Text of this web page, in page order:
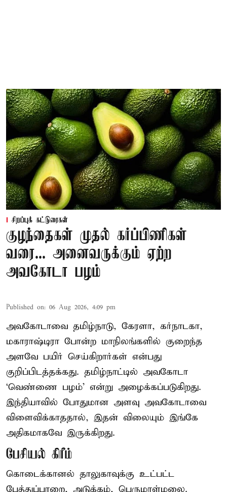
சிறப்புக் கட்டுரைகள்
குழந்தைகள் முதல் கர்ப்பிணிகள்
வரை... அனைவருக்கும் ஏற்ற
அவகோடா பழம்
Published on: 06 Aug 2026, 4:09 pm
அவகோடாவை தமிழ்நாடு, கேரளா, கர்நாடகா,
மகாராஷ்டிரா போன்ற மாநிலங்களில் குறைந்த
அளவே பயிர் செய்கிறார்கள் என்பது
குறிப்பிடத்தக்கது. தமிழ்நாட்டில் அவகோடா
‘வெண்ணை பழம்’ என்று அழைக்கப்படுகிறது.
இந்தியாவில் போதுமான அளவு அவகோடாவை
விளைவிக்காததால், இதன் விலையும் இங்கே
அதிகமாகவே இருக்கிறது.
பேசியல் கிரீம்
கொடைக்கானல் தாலுகாவுக்கு உட்பட்ட
பேத்துப்பாறை, அடுக்கம், பெருமாள்மலை.